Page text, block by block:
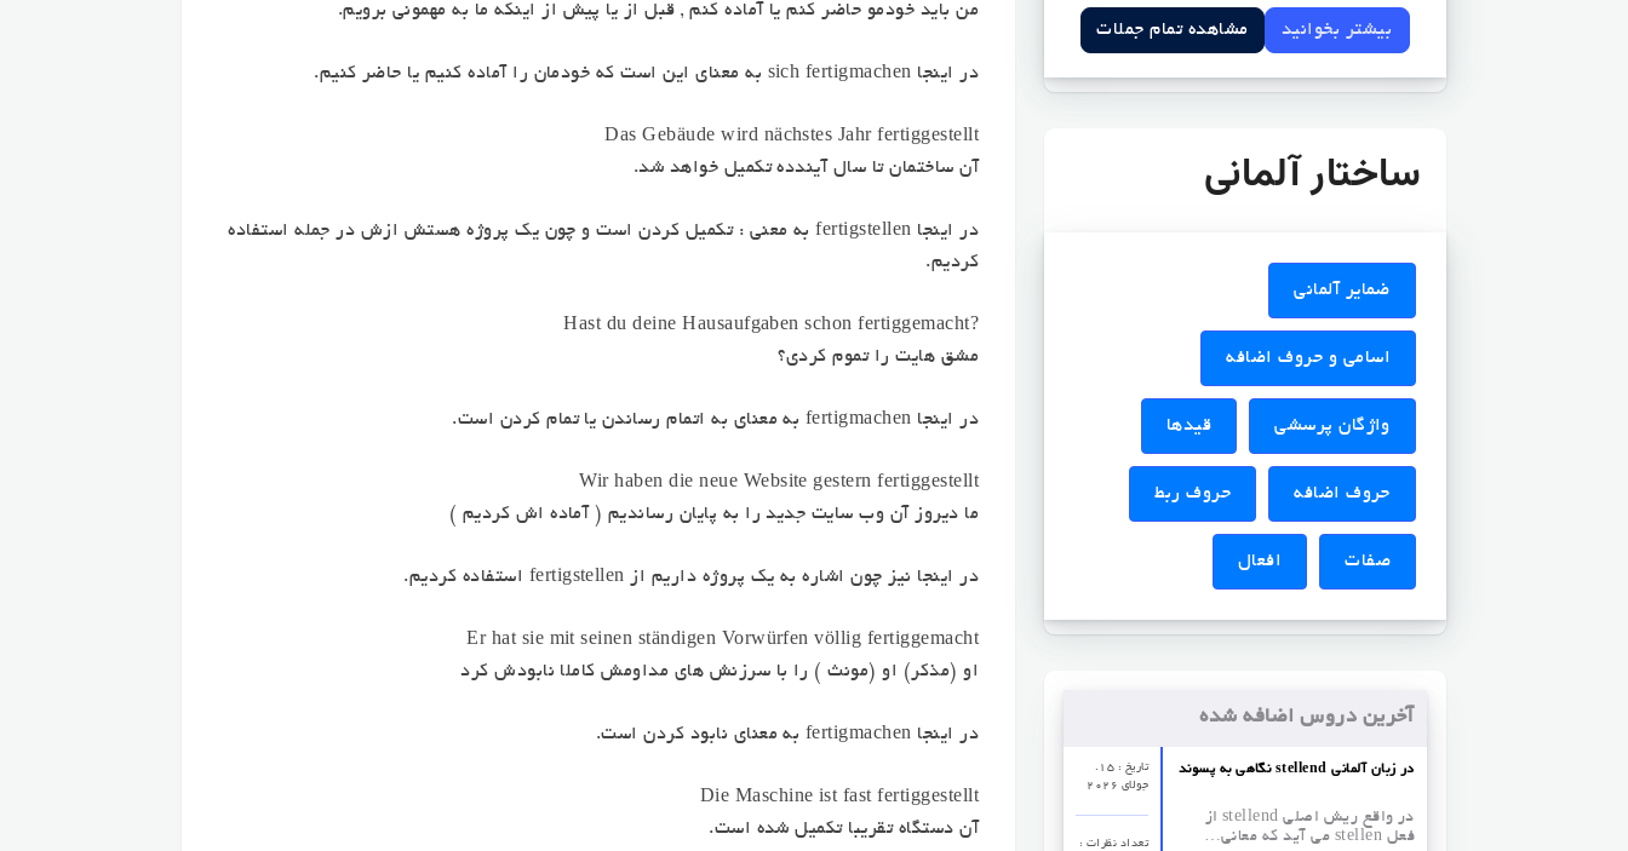
من باید خودمو حاضر کنم یا آماده کنم , قبل از یا پیش از اینکه ما به مهمونی برویم.
در اینجا sich fertigmachen به معنای این است که خودمان را آماده کنیم یا حاضر کنیم.
Das Gebäude wird nächstes Jahr fertiggestellt
آن ساختمان تا سال آیندده تکمیل خواهد شد.
در اینجا fertigstellen به معنی : تکمیل کردن است و چون یک پروژه هستش ازش در جمله استفاده
کردیم.
?Hast du deine Hausaufgaben schon fertiggemacht
مشق هایت را تموم کردی؟
در اینجا fertigmachen به معنای به اتمام رساندن یا تمام کردن است.
Wir haben die neue Website gestern fertiggestellt
ما دیروز آن وب سایت جدید را به پایان رساندیم ( آماده اش کردیم )
در اینجا نیز چون اشاره به یک پروژه داریم از fertigstellen استفاده کردیم.
Er hat sie mit seinen ständigen Vorwürfen völlig fertiggemacht
او (مذکر) او (مونث ) را با سرزنش های مداومش کاملا نابودش کرد
در اینجا fertigmachen به معنای نابود کردن است.
Die Maschine ist fast fertiggestellt
آن دستگاه تقریبا تکمیل شده است.
بیشتر بخوانید مشاهده تمام جملات
ساختار آلمانی
ضمایر آلمانی
اسامی و حروف اضافه
واژگان پرسشی قیدها
حروف اضافه حروف ربط
صفات افعال
آخرین دروس اضافه شده
تاریخ : 15.
جولای 2026
تعداد نظرات‌ :
نگاهی به پسوند stellend در زبان آلمانی
در واقع ریش اصلی stellend از
فعل stellen می آید که معانی…